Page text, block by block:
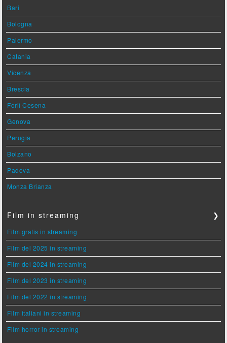
Bari
Bologna
Palermo
Catania
Vicenza
Brescia
Forlì Cesena
Genova
Perugia
Bolzano
Padova
Monza Brianza
Film in streaming ❯
Film gratis in streaming
Film del 2025 in streaming
Film del 2024 in streaming
Film del 2023 in streaming
Film del 2022 in streaming
Film italiani in streaming
Film horror in streaming